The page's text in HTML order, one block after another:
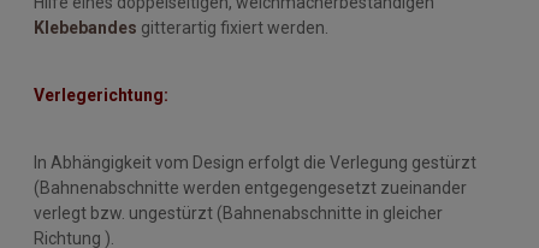
Klebebandes gitterartig fixiert werden.
Verlegerichtung:
In Abhängigkeit vom Design erfolgt die Verlegung gestürzt
(Bahnenabschnitte werden entgegengesetzt zueinander
verlegt bzw. ungestürzt (Bahnenabschnitte in gleicher
Richtung ).